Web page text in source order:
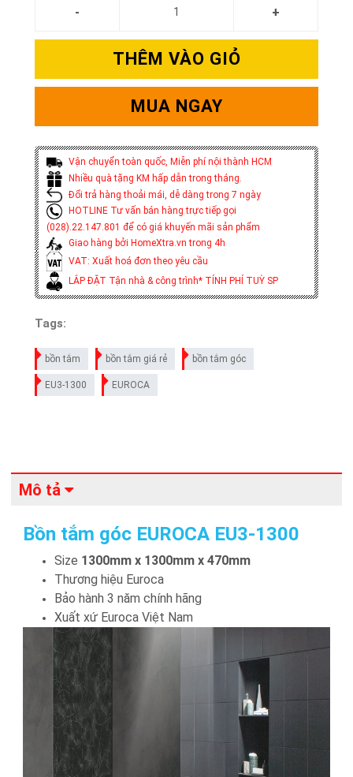
THÊM VÀO GIỎ
MUA NGAY
Vận chuyển toàn quốc, Miễn phí nội thành HCM
Nhiều quà tặng KM hấp dẫn trong tháng.
Đổi trả hàng thoải mái, dễ dàng trong 7 ngày
HOTLINE Tư vấn bán hàng trực tiếp gọi
(028).22.147.801 để có giá khuyến mãi sản phẩm
Giao hàng bởi HomeXtra.vn trong 4h
VAT: Xuất hoá đơn theo yêu cầu
LẮP ĐẶT Tận nhà & công trình* TÍNH PHÍ TUỲ SP
Tags:
bồn tắm bồn tắm giá rẻ bồn tắm góc
EU3-1300 EUROCA
Mô tả
Bồn tắm góc EUROCA EU3-1300
Size 1300mm x 1300mm x 470mm
Thương hiệu Euroca
Bảo hành 3 năm chính hãng
Xuất xứ Euroca Việt Nam